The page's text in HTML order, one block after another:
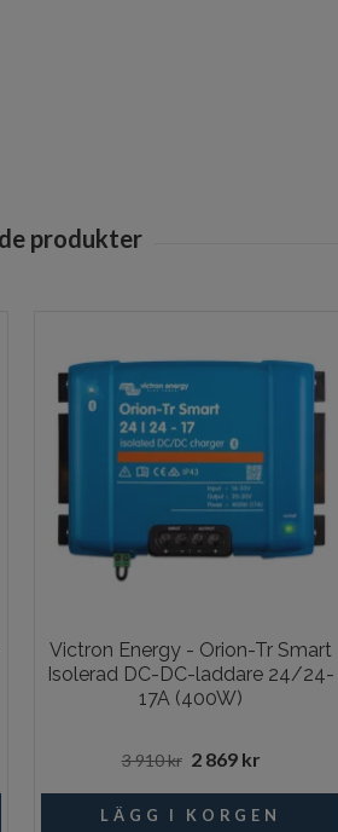
Victron Energy - Orion-Tr Smart
Isolerad DC-DC-laddare 24/24-
17A (400W)
3 910 kr 2 869 kr